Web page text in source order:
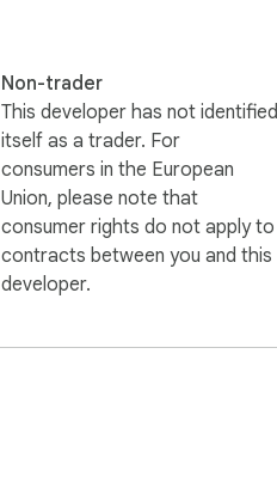
Non-trader
This developer has not identified
itself as a trader. For
consumers in the European
Union, please note that
consumer rights do not apply to
contracts between you and this
developer.